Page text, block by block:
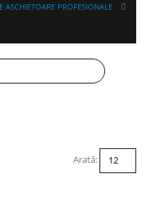
ASCHIETOARE PROFESIONALE
Arată: